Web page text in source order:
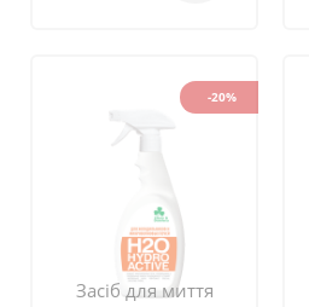
-20%
Засіб для миття